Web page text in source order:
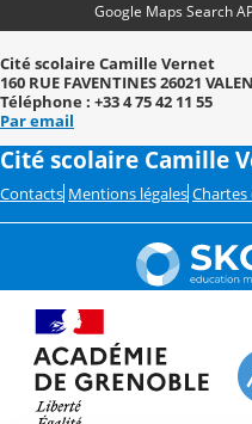
Google Maps Search
Cité scolaire Camille Vernet
160 RUE FAVENTINES 26021
Téléphone : +33 4 75 42 11 55
Par email
Cité scolaire Camille
Contacts Mentions légales